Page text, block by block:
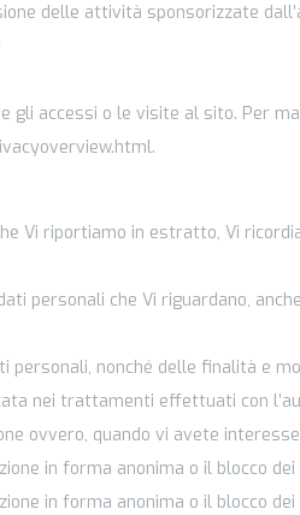
delle attività sponsorizzate
gli accessi o le visite al sito. Per
Vi riportiamo in estratto, Vi
personali che Vi riguardano,
personali, nonché delle finalità e
nei trattamenti effettuati con
ovvero, quando vi avete
in forma anonima o il blocco
in forma anonima o il blocco